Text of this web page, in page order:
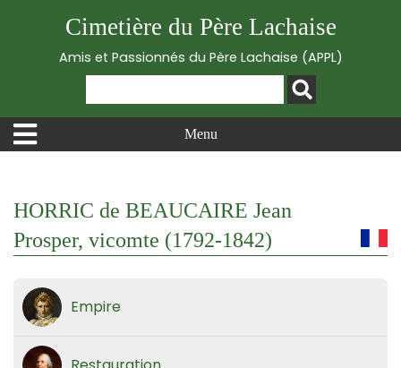
Cimetière du Père Lachaise
Amis et Passionnés du Père Lachaise (APPL)
Menu
HORRIC de BEAUCAIRE Jean
Prosper, vicomte (1792-1842)
Empire